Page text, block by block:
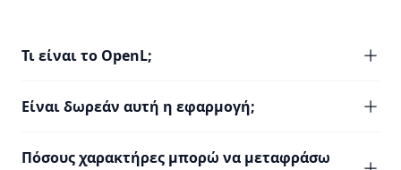
Τι είναι το OpenL;
Είναι δωρεάν αυτή η εφαρμογή;
Πόσους χαρακτήρες μπορώ να μεταφράσω